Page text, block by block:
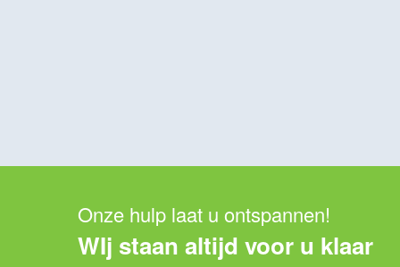
Onze hulp laat u ontspannen!
WIj staan altijd voor u klaar